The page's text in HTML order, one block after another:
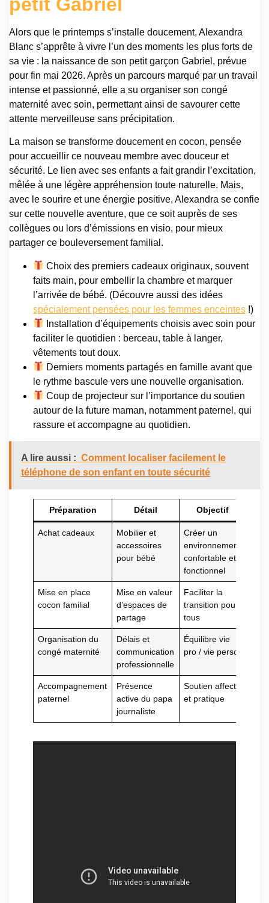
Alors que le printemps s’installe doucement, Alexandra
Blanc s’apprête à vivre l’un des moments les plus forts de
sa vie : la naissance de son petit garçon Gabriel, prévue
pour fin mai 2026. Après un parcours marqué par un travail
intense et passionné, elle a su organiser son congé
maternité avec soin, permettant ainsi de savourer cette
attente merveilleuse sans précipitation.
La maison se transforme doucement en cocon, pensée
pour accueillir ce nouveau membre avec douceur et
sécurité. Le lien avec ses enfants a fait grandir l’excitation,
mêlée à une légère appréhension toute naturelle. Mais,
avec le sourire et une énergie positive, Alexandra se confie
sur cette nouvelle aventure, que ce soit auprès de ses
collègues ou lors d’émissions en visio, pour mieux
partager ce bouleversement familial.
Choix des premiers cadeaux originaux, souvent
faits main, pour embellir la chambre et marquer
l’arrivée de bébé. (Découvre aussi des idées
spécialement pensées pour les femmes enceintes !)
Installation d’équipements choisis avec soin pour
faciliter le quotidien : berceau, table à langer,
vêtements tout doux.
Derniers moments partagés en famille avant que
le rythme bascule vers une nouvelle organisation.
Coup de projecteur sur l’importance du soutien
autour de la future maman, notamment paternel, qui
rassure et accompagne au quotidien.
A lire aussi : Comment localiser facilement le
téléphone de son enfant en toute sécurité
Préparation Détail Objectif
Achat cadeaux
Mobilier et
accessoires
pour bébé
Créer un
environnement
confortable et
fonctionnel
Mise en place
cocon familial
Mise en valeur
d’espaces de
partage
Faciliter la
transition pour
tous
Organisation du
congé maternité
Délais et
communication
professionnelle
Équilibre vie
pro / vie perso
Accompagnement
paternel
Présence
active du papa
journaliste
Soutien affectif
et pratique